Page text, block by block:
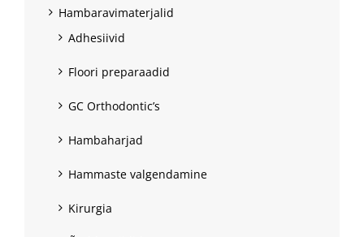
Hambaravimaterjalid
Adhesiivid
Floori preparaadid
GC Orthodontic’s
Hambaharjad
Hammaste valgendamine
Kirurgia